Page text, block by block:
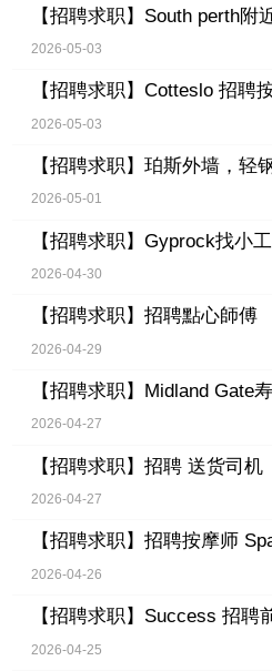
【招聘求职】 South perth附
2026-05-03
【招聘求职】 Cotteslo 招聘
2026-05-03
【招聘求职】 珀斯外墙，轻
2026-05-01
【招聘求职】 Gyprock找小
2026-04-30
【招聘求职】 招聘點心師傅
2026-04-29
【招聘求职】 Midland Gate
2026-04-27
【招聘求职】 招聘 送货司机
2026-04-27
【招聘求职】 招聘按摩师
2026-04-26
【招聘求职】 Success 招聘
2026-04-25